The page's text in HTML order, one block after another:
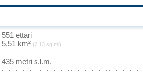
551 ettari
5,51 km² (2,13 sq mi)
435 metri s.l.m.